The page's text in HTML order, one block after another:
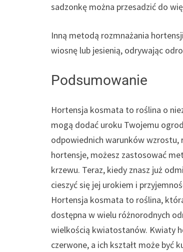
sadzonkę można przesadzić do
Inną metodą rozmnażania
wiosnę lub jesienią, odrywając
Podsumowanie
Hortensja kosmata to roślina o
mogą dodać uroku Twojemu
odpowiednich warunków wzrostu,
hortensje, możesz zastosować
krzewu. Teraz, kiedy znasz już
cieszyć się jej urokiem i
Hortensja kosmata to roślina,
dostępna w wielu różnorodnych
wielkością kwiatostanów. Kwiaty
czerwone, a ich kształt może być